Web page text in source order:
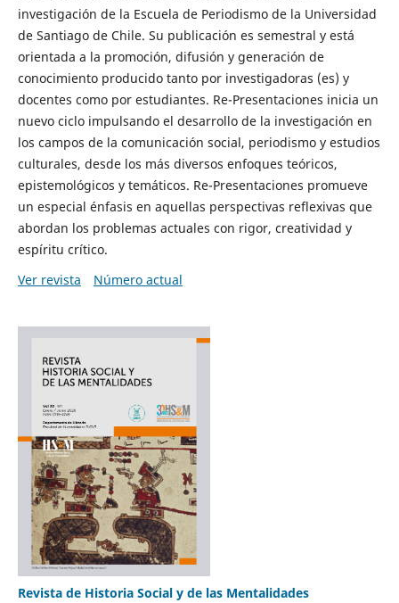
investigación de la Escuela de Periodismo de la Universidad
de Santiago de Chile. Su publicación es semestral y está
orientada a la promoción, difusión y generación de
conocimiento producido tanto por investigadoras (es) y
docentes como por estudiantes. Re-Presentaciones inicia un
nuevo ciclo impulsando el desarrollo de la investigación en
los campos de la comunicación social, periodismo y estudios
culturales, desde los más diversos enfoques teóricos,
epistemológicos y temáticos. Re-Presentaciones promueve
un especial énfasis en aquellas perspectivas reflexivas que
abordan los problemas actuales con rigor, creatividad y
espíritu crítico.
Ver revista
Número actual
Revista de Historia Social y de las Mentalidades